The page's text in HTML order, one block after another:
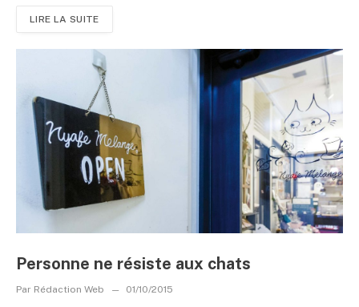
LIRE LA SUITE
Personne ne résiste aux chats
Par Rédaction Web 01/10/2015